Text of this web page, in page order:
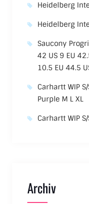
Heidelberg
Heidelberg
Saucony
42 US 9 EU
10.5 EU 44.5
Carhartt WIP
Purple M L XL
Carhartt WIP
Archiv